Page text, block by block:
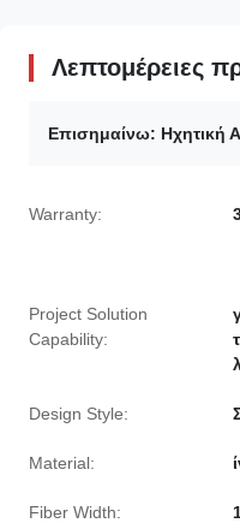
Λεπτομέρειες
Επισημαίνω: Ηχητική
Warranty:
Project Solution
Capability:
Design Style:
Material:
Fiber Width: